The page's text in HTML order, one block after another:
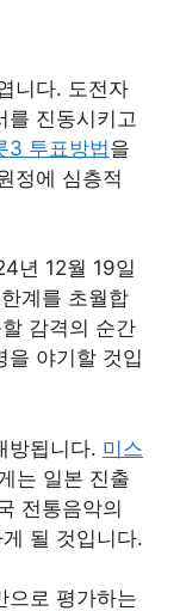
니다. 도전자
를 진동시키고
3 투표방법을
정에 심층적
년 12월 19일
계를 초월합
감격의 순간
을 야기할 것입
방됩니다. 미스
는 일본 진출
전통음악의
될 것입니다.
으로 평가하는